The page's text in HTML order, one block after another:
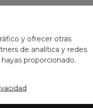
y ofrecer otras
de analítica y redes
proporcionado.